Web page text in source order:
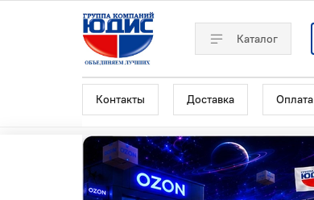
Каталог
Контакты Доставка Оплата